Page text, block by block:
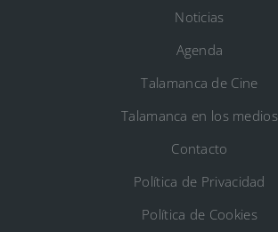
Noticias
Agenda
Talamanca de Cine
Talamanca en los medios
Contacto
Política de Privacidad
Política de Cookies